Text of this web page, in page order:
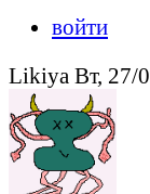
войти
Likiya Вт, 27/